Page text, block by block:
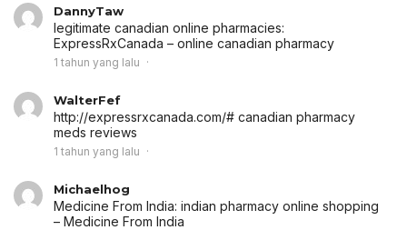
DannyTaw
legitimate canadian online pharmacies:
ExpressRxCanada – online canadian pharmacy
1 tahun yang lalu
WalterFef
http://expressrxcanada.com/# canadian pharmacy
meds reviews
1 tahun yang lalu
Michaelhog
Medicine From India: indian pharmacy online shopping
– Medicine From India